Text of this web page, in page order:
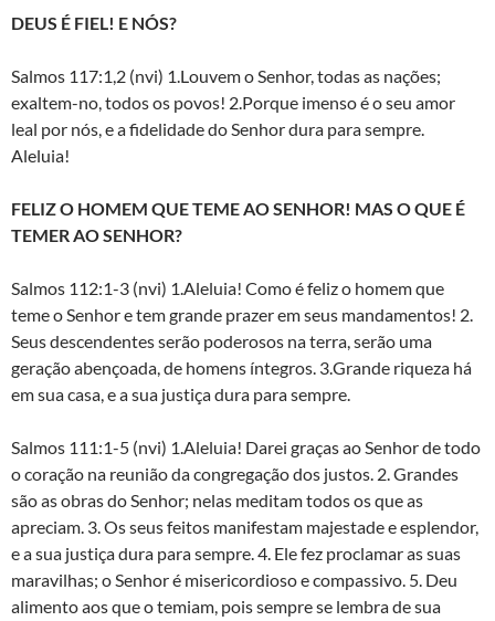
DEUS É FIEL! E NÓS?
Salmos 117:1,2 (nvi) 1.Louvem o Senhor, todas as nações;
exaltem-no, todos os povos! 2.Porque imenso é o seu amor
leal por nós, e a fidelidade do Senhor dura para sempre.
Aleluia!
FELIZ O HOMEM QUE TEME AO SENHOR! MAS O QUE É
TEMER AO SENHOR?
Salmos 112:1-3 (nvi) 1.Aleluia! Como é feliz o homem que
teme o Senhor e tem grande prazer em seus mandamentos! 2.
Seus descendentes serão poderosos na terra, serão uma
geração abençoada, de homens íntegros. 3.Grande riqueza há
em sua casa, e a sua justiça dura para sempre.
Salmos 111:1-5 (nvi) 1.Aleluia! Darei graças ao Senhor de todo
o coração na reunião da congregação dos justos. 2. Grandes
são as obras do Senhor; nelas meditam todos os que as
apreciam. 3. Os seus feitos manifestam majestade e esplendor,
e a sua justiça dura para sempre. 4. Ele fez proclamar as suas
maravilhas; o Senhor é misericordioso e compassivo. 5. Deu
alimento aos que o temiam, pois sempre se lembra de sua